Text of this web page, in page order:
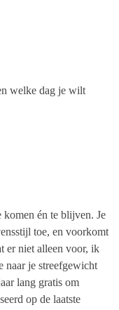
welke dag je wilt
én te blijven. Je
toe, en voorkomt
er niet alleen voor, ik
naar je streefgewicht
lang gratis om
op de laatste